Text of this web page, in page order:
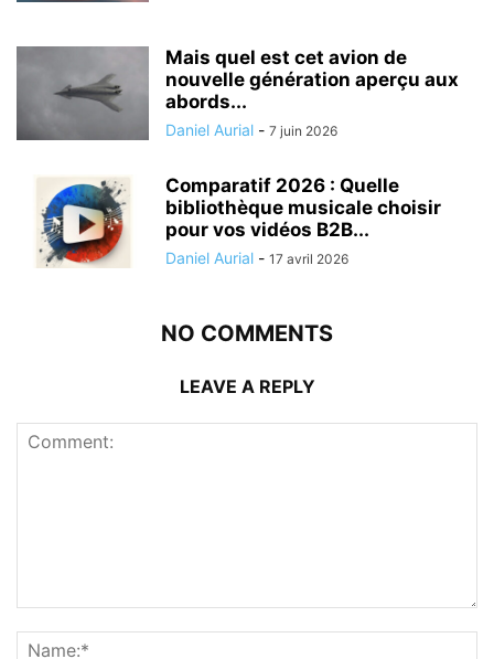
Mais quel est cet avion de
nouvelle génération aperçu aux
abords...
Daniel Aurial - 7 juin 2026
Comparatif 2026 : Quelle
bibliothèque musicale choisir
pour vos vidéos B2B...
Daniel Aurial - 17 avril 2026
NO COMMENTS
LEAVE A REPLY